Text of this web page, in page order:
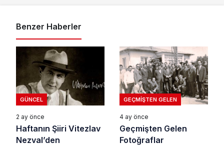
Benzer Haberler
GÜNCEL
2 ay önce
Haftanın Şiiri Vitezlav
Nezval’den
GEÇMIŞTEN GELEN
4 ay önce
Geçmişten Gelen
Fotoğraflar